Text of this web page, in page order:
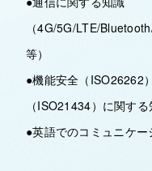
（4G/5G/LTE/
等）
●機能安全（ISO26262
（ISO21434）に関す
●英語でのコミュニケー